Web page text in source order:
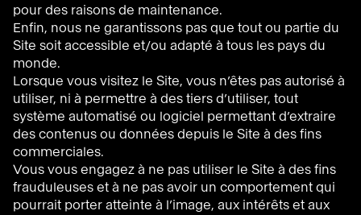
pour des raisons de maintenance.
Enfin, nous ne garantissons pas que tout ou partie du
Site soit accessible et/ou adapté à tous les pays du
monde.
Lorsque vous visitez le Site, vous n’êtes pas autorisé à
utiliser, ni à permettre à des tiers d’utiliser, tout
système automatisé ou logiciel permettant d’extraire
des contenus ou données depuis le Site à des fins
commerciales.
Vous vous engagez à ne pas utiliser le Site à des fins
frauduleuses et à ne pas avoir un comportement qui
pourrait porter atteinte à l’image, aux intérêts et aux